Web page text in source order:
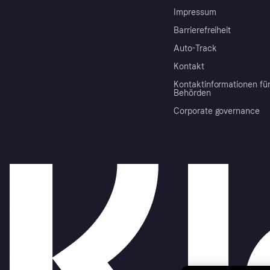
Impressum
Barrierefreiheit
Auto-Track
Kontakt
Kontaktinformationen für
Behörden
Corporate governance